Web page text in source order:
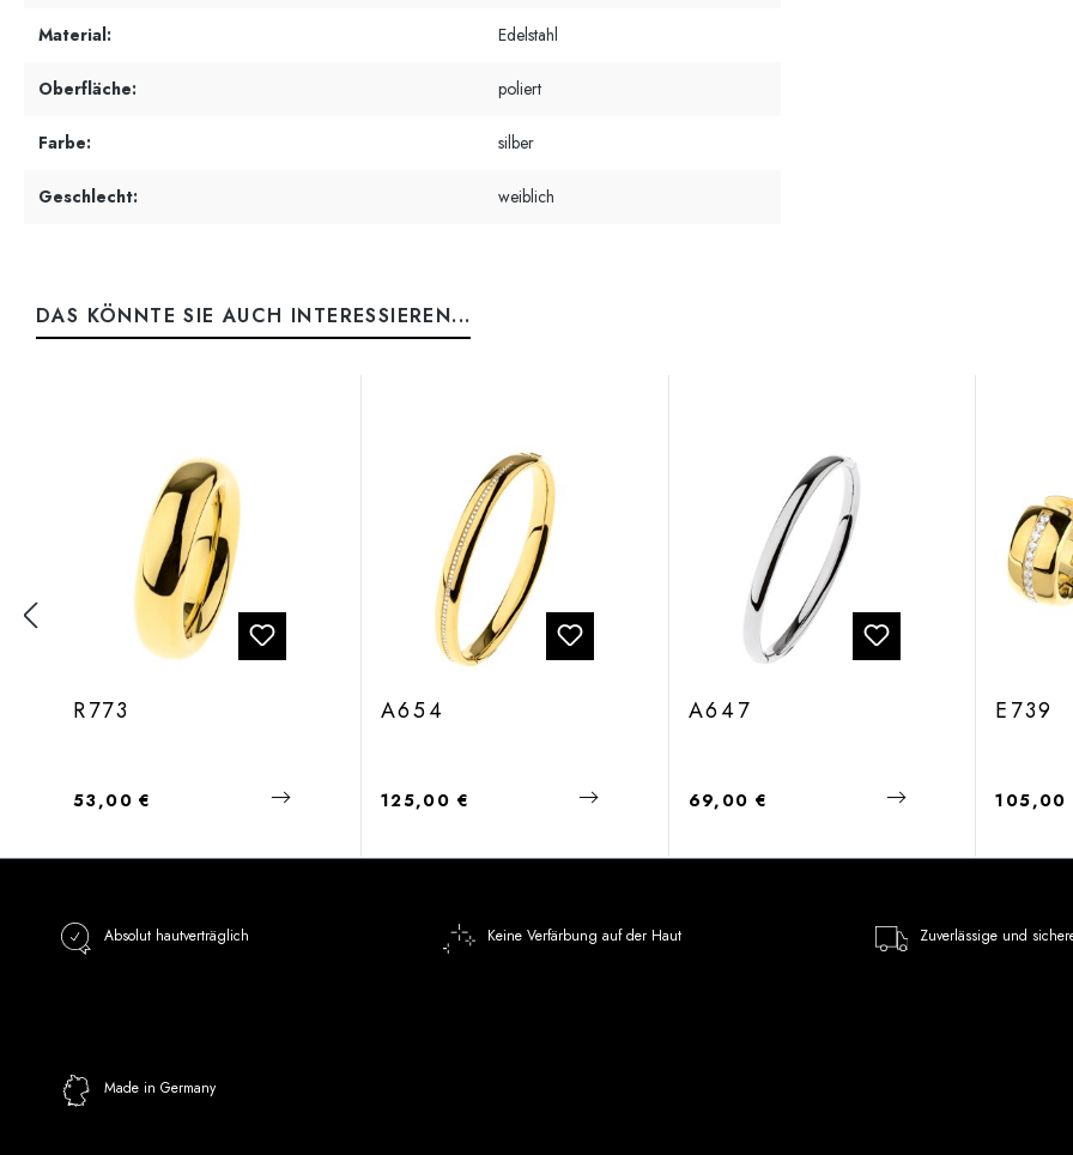
Material: Edelstahl
Oberfläche: poliert
Farbe: silber
Geschlecht: weiblich
DAS KÖNNTE SIE AUCH INTERESSIEREN...
R773
Regulärer Preis:
53,00 €
A654
Regulärer Preis:
125,00 €
A647
Regulärer Preis:
69,00 €
E739
105,00
Absolut hautverträglich Keine Verfärbung auf der Haut Zuverlässige und
Made in Germany